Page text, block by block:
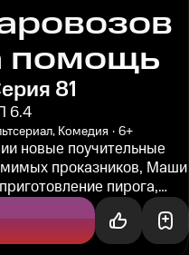
помощь
81
6.4
Комедия 6+
новые поучительные
проказников, Маши
пирога,